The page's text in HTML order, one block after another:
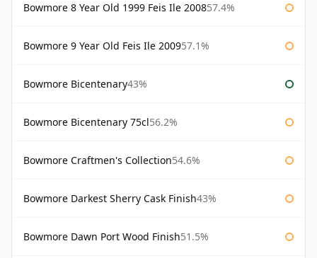
Bowmore 8 Year Old 1999 Feis Ile 200857.4%
Bowmore 9 Year Old Feis Ile 200957.1%
Bowmore Bicentenary43%
Bowmore Bicentenary 75cl56.2%
Bowmore Craftmen's Collection54.6%
Bowmore Darkest Sherry Cask Finish43%
Bowmore Dawn Port Wood Finish51.5%